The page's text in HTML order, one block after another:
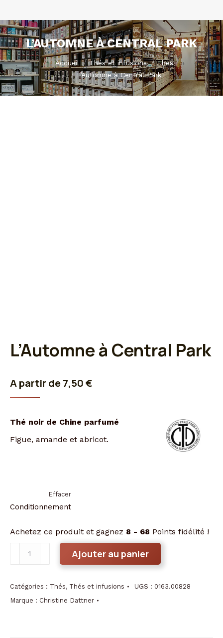
L’AUTOMNE À CENTRAL PARK
Vous êtes ici :Accueil Thés et infusions
Thés
L’Automne à Central Park
L’Automne à Central Park
A partir de7,50€
Thé noir de Chine parfumé
Figue, amande et abricot.
Conditionnement
Effacer
Achetez ce produit et gagnez 8 - 68 Points fidélité !
à
Central
Ajouter au panier
Catégories : Thés, Thés et infusions UGS : 0163.00828
Marque : Christine Dattner